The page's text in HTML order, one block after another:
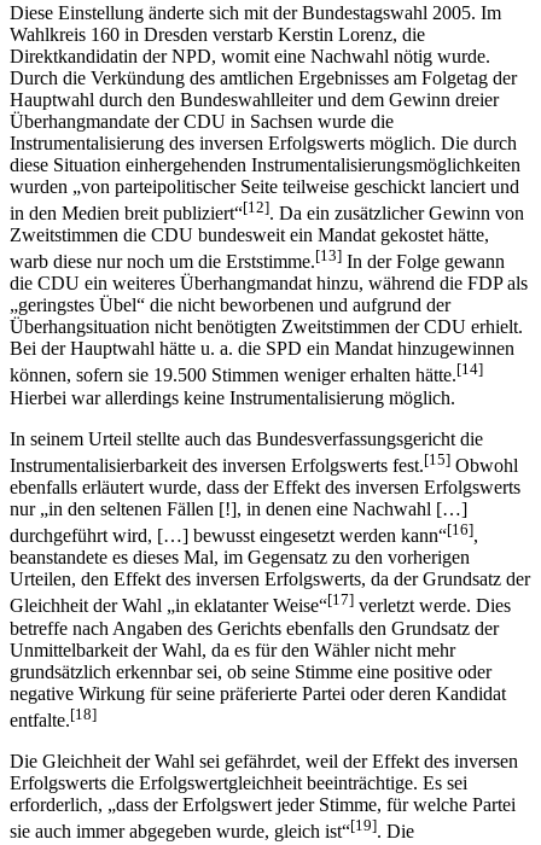
Diese Einstellung änderte sich mit der Bundestagswahl 2005. Im
Wahlkreis 160 in Dresden verstarb Kerstin Lorenz, die
Direktkandidatin der NPD, womit eine Nachwahl nötig wurde.
Durch die Verkündung des amtlichen Ergebnisses am Folgetag der
Hauptwahl durch den Bundeswahlleiter und dem Gewinn dreier
Überhangmandate der CDU in Sachsen wurde die
Instrumentalisierung des inversen Erfolgswerts möglich. Die durch
diese Situation einhergehenden Instrumentalisierungsmöglichkeiten
wurden „von parteipolitischer Seite teilweise geschickt lanciert und
in den Medien breit publiziert“[12]. Da ein zusätzlicher Gewinn von
Zweitstimmen die CDU bundesweit ein Mandat gekostet hätte,
warb diese nur noch um die Erststimme.[13] In der Folge gewann
die CDU ein weiteres Überhangmandat hinzu, während die FDP als
„geringstes Übel“ die nicht beworbenen und aufgrund der
Überhangsituation nicht benötigten Zweitstimmen der CDU erhielt.
Bei der Hauptwahl hätte u. a. die SPD ein Mandat hinzugewinnen
können, sofern sie 19.500 Stimmen weniger erhalten hätte.[14]
Hierbei war allerdings keine Instrumentalisierung möglich.
In seinem Urteil stellte auch das Bundesverfassungsgericht die
Instrumentalisierbarkeit des inversen Erfolgswerts fest.[15] Obwohl
ebenfalls erläutert wurde, dass der Effekt des inversen Erfolgswerts
nur „in den seltenen Fällen [!], in denen eine Nachwahl […]
durchgeführt wird, […] bewusst eingesetzt werden kann“[16],
beanstandete es dieses Mal, im Gegensatz zu den vorherigen
Urteilen, den Effekt des inversen Erfolgswerts, da der Grundsatz der
Gleichheit der Wahl „in eklatanter Weise“[17] verletzt werde. Dies
betreffe nach Angaben des Gerichts ebenfalls den Grundsatz der
Unmittelbarkeit der Wahl, da es für den Wähler nicht mehr
grundsätzlich erkennbar sei, ob seine Stimme eine positive oder
negative Wirkung für seine präferierte Partei oder deren Kandidat
entfalte.[18]
Die Gleichheit der Wahl sei gefährdet, weil der Effekt des inversen
Erfolgswerts die Erfolgswertgleichheit beeinträchtige. Es sei
erforderlich, „dass der Erfolgswert jeder Stimme, für welche Partei
sie auch immer abgegeben wurde, gleich ist“[19]. Die